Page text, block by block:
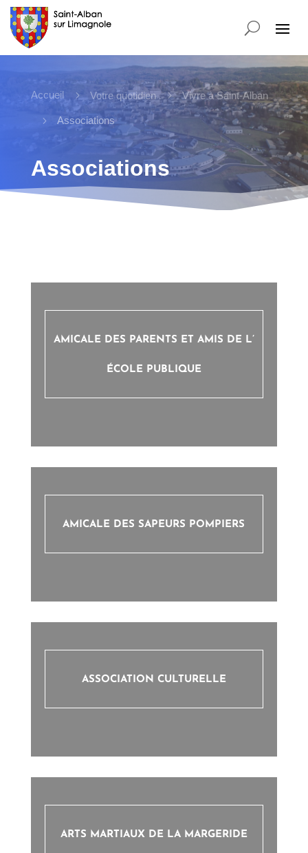
Accueil 5 Votre quotidien 5 Vivre à Saint-Alban
5 Associations
Associations
AMICALE DES PARENTS ET AMIS DE L’
ÉCOLE PUBLIQUE
AMICALE DES SAPEURS POMPIERS
ASSOCIATION CULTURELLE
ARTS MARTIAUX DE LA MARGERIDE